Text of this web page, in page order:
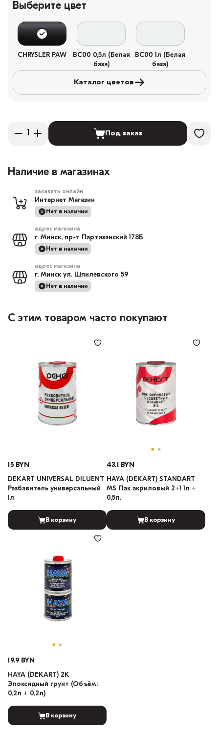
Выберите цвет
CHRYSLER PAW
BC00 0,5л (Белая
база)
BC00 1л (Белая
база)
Каталог цветов
Под заказ
Наличие в магазинах
заказать онлайн
Интернет Магазин
Нет в наличии
адрес магазина
г. Минск, пр-т Партизанский 178Б
Нет в наличии
адрес магазина
г. Минск ул. Шпилевского 59
Нет в наличии
С этим товаром часто покупают
15 BYN
DEKART UNIVERSAL DILUENT
Разбавитель универсальный
1л
В корзину
43.1 BYN
HAYA (DEKART) STANDART
MS Лак акриловый 2+1 1л +
0,5л.
В корзину
19.9 BYN
HAYA (DEKART) 2K
Эпоксидный грунт (Объём:
0,2л + 0,2л)
В корзину